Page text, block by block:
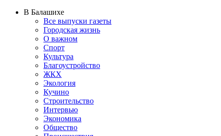
В Балашихе
Все выпуски газеты
Городская жизнь
О важном
Спорт
Культура
Благоустройство
ЖКХ
Экология
Кучино
Строительство
Интервью
Экономика
Общество